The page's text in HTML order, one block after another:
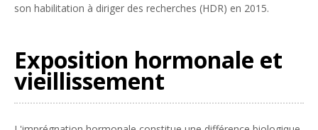
son habilitation à diriger des recherches (HDR) en 2015.
Exposition hormonale et
vieillissement